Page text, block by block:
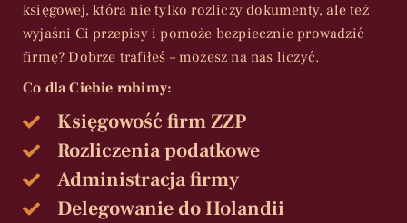
księgowej, która nie tylko rozliczy dokumenty, ale też
wyjaśni Ci przepisy i pomoże bezpiecznie prowadzić
firmę? Dobrze trafiłeś – możesz na nas liczyć.
Co dla Ciebie robimy:
Księgowość firm ZZP
Rozliczenia podatkowe
Administracja firmy
Delegowanie do Holandii